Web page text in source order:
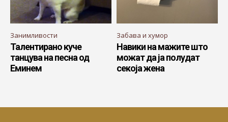
Занимливости
Талентирано куче
танцува на песна од
Еминем
Забава и хумор
Навики на мажите што
можат да ја полудат
секоја жена